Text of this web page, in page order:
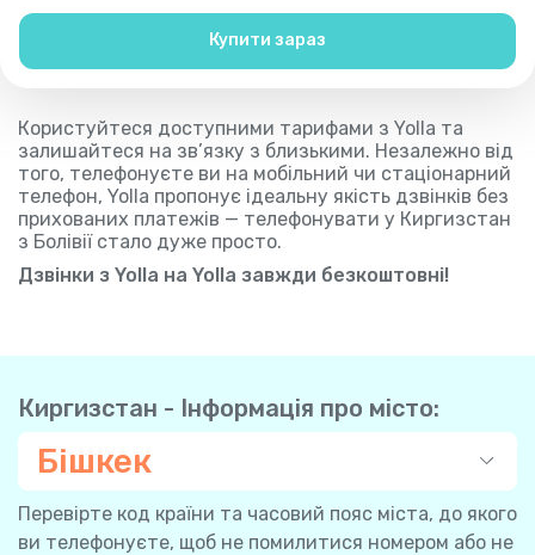
Купити зараз
Користуйтеся доступними тарифами з Yolla та
залишайтеся на зв’язку з близькими. Незалежно від
того, телефонуєте ви на мобільний чи стаціонарний
телефон, Yolla пропонує ідеальну якість дзвінків без
прихованих платежів — телефонувати у Киргизстан
з Болівії стало дуже просто.
Дзвінки з Yolla на Yolla завжди безкоштовні!
Киргизстан - Інформація про місто:
Бішкек
Перевірте код країни та часовий пояс міста, до якого
ви телефонуєте, щоб не помилитися номером або не